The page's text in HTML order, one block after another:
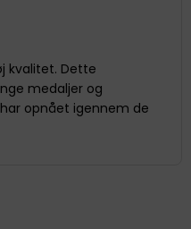
kvalitet. Dette
medaljer og
opnået igennem de